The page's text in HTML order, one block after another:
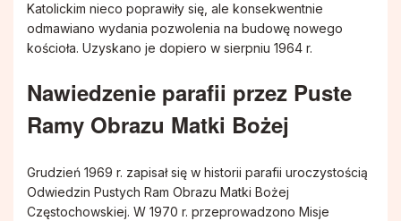
Katolickim nieco poprawiły się, ale konsekwentnie
odmawiano wydania pozwolenia na budowę nowego
kościoła. Uzyskano je dopiero w sierpniu 1964 r.
Nawiedzenie parafii przez Puste
Ramy Obrazu Matki Bożej
Grudzień 1969 r. zapisał się w historii parafii uroczystością
Odwiedzin Pustych Ram Obrazu Matki Bożej
Częstochowskiej. W 1970 r. przeprowadzono Misje